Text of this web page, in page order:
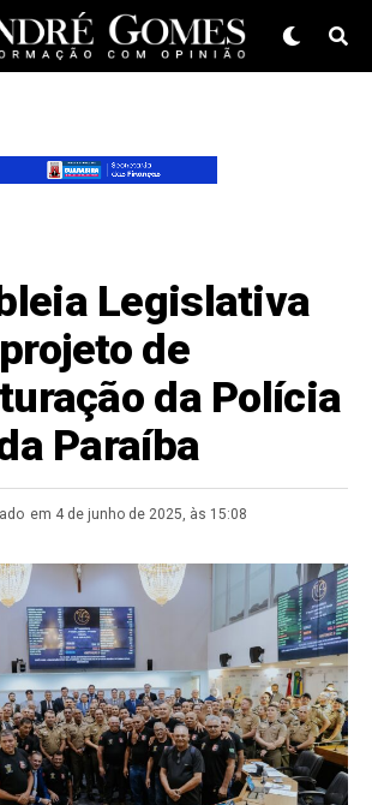
Legislativa
de
da Polícia
Paraíba
em 4 de junho de 2025, às 15:08